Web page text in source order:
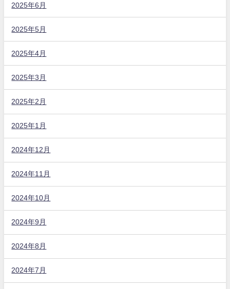
2025年6月
2025年5月
2025年4月
2025年3月
2025年2月
2025年1月
2024年12月
2024年11月
2024年10月
2024年9月
2024年8月
2024年7月